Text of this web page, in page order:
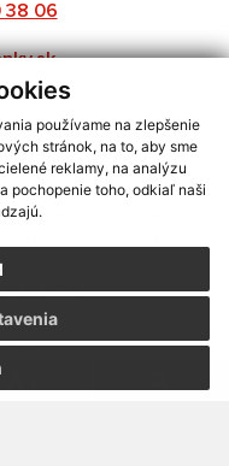
používame na zlepšenie
stránok, na to, aby sme
reklamy, na analýzu
pochopenie toho, odkiaľ naši
38 06
s využitím RSS
2,Mapa stránok,web portál
,registrácia domény
05.08.2026
o prístupnosti